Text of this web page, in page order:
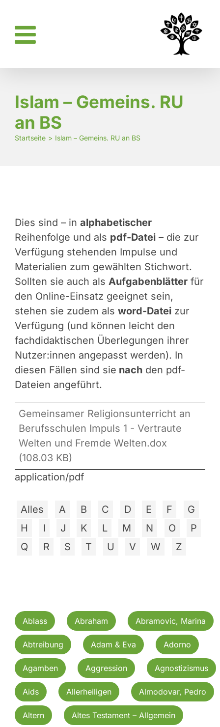
springen
Islam – Gemeins. RU
an BS
Startseite Islam – Gemeins. RU an BS
Dies sind – in alphabetischer
Reihenfolge und als pdf-Datei – die zur
Verfügung stehenden Impulse und
Materialien zum gewählten Stichwort.
Sollten sie auch als Aufgabenblätter für
den Online-Einsatz geeignet sein,
stehen sie zudem als word-Datei zur
Verfügung (und können leicht den
fachdidaktischen Überlegungen ihrer
Nutzer:innen angepasst werden). In
diesen Fällen sind sie nach den pdf-
Dateien angeführt.
Gemeinsamer Religionsunterricht an
Berufsschulen Impuls 1 - Vertraute
Welten und Fremde Welten.dox
(108.03 KB)
application/pdf
Alles A B C D E F
G
H
I J K L M N O
P
Q
R S T U V W Z
Ablass Abraham Abramovic, Marina
Abtreibung Adam & Eva Adorno
Agamben Aggression Agnostizismus
Aids Allerheiligen Almodovar, Pedro
Altern Altes Testament – Allgemein